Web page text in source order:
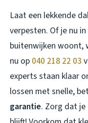
Laat een lekkende
verpesten. Of je nu
buitenwijken woont,
nu op 040 218 22 03
experts staan klaar
lossen met snelle,
garantie. Zorg dat